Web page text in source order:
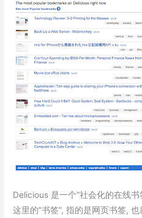
Delicious 是一个”社会化的在线
这里的”书签”, 指的是网页书签,